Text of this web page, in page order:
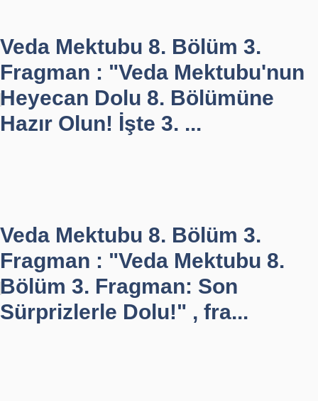
Veda Mektubu 8. Bölüm 3.
Fragman : "Veda Mektubu'nun
Heyecan Dolu 8. Bölümüne
Hazır Olun! İşte 3. ...
Veda Mektubu 8. Bölüm 3.
Fragman : "Veda Mektubu 8.
Bölüm 3. Fragman: Son
Sürprizlerle Dolu!" , fra...